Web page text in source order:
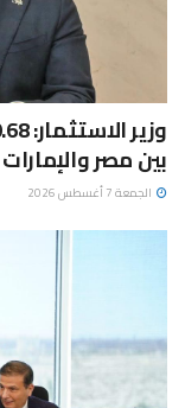
بين مصر والإمارات
الجمعة 7 أغسطس 2026